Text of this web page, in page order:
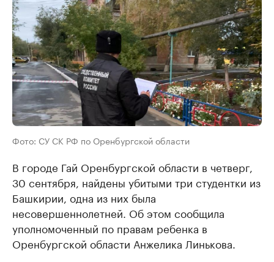
Фото: СУ СК РФ по Оренбургской области
В городе Гай Оренбургской области в четверг,
30 сентября, найдены убитыми три студентки из
Башкирии, одна из них была
несовершеннолетней. Об этом сообщила
уполномоченный по правам ребенка в
Оренбургской области Анжелика Линькова.